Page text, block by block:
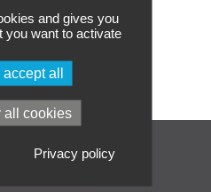
and gives you
you want to activate
all
all cookies
Privacy policy